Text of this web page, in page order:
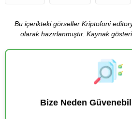
Bu içerikteki görseller Kriptofoni
olarak hazırlanmıştır. Kaynak
Bize Neden